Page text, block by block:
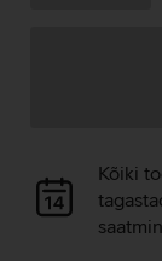
Andmete
laadimine
Kõiki